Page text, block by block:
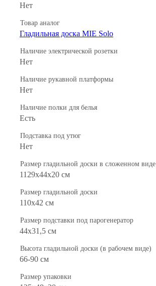
Нет
Товар аналог
Гладильная доска MIE Solo
Наличие электрической розетки
Нет
Наличие рукавной платформы
Нет
Наличие полки для белья
Есть
Подставка под утюг
Heт
Размер гладильной доски в сложенном виде
1129х44х20 см
Размер гладильной доски
110х42 см
Размер подставки под парогенератор
44х31,5 см
Высота гладильной доски (в рабочем виде)
66-90 см
Размер упаковки